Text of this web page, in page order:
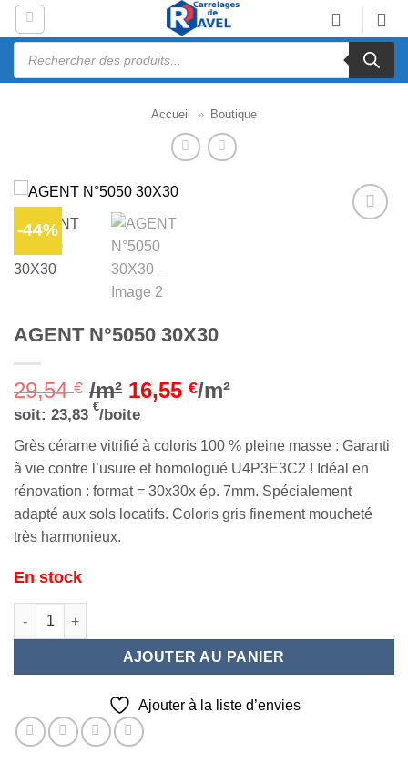
Passer
contenu
Recherche
Accueil » Boutique
-44%
AGENT N°5050 30X30
29,54€ /m² 16,55€/m²
soit: 23,83 €/boite
Grès cérame vitrifié à coloris 100 % pleine masse : Garanti
à vie contre l’usure et homologué U4P3E3C2 ! Idéal en
rénovation : format = 30x30x ép. 7mm. Spécialement
adapté aux sols locatifs. Coloris gris finement moucheté
très harmonieux.
En stock
quantité de AGENT N°5050 30X30
AJOUTER AU PANIER
Ajouter à la liste d’envies